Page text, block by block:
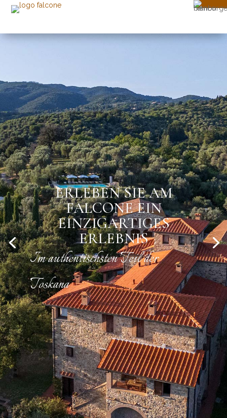
ERLEBEN SIE AM
FALCONE EIN
EINZIGARTIGES
ERLEBNIS
Im authentischsten Teil der
Toskana